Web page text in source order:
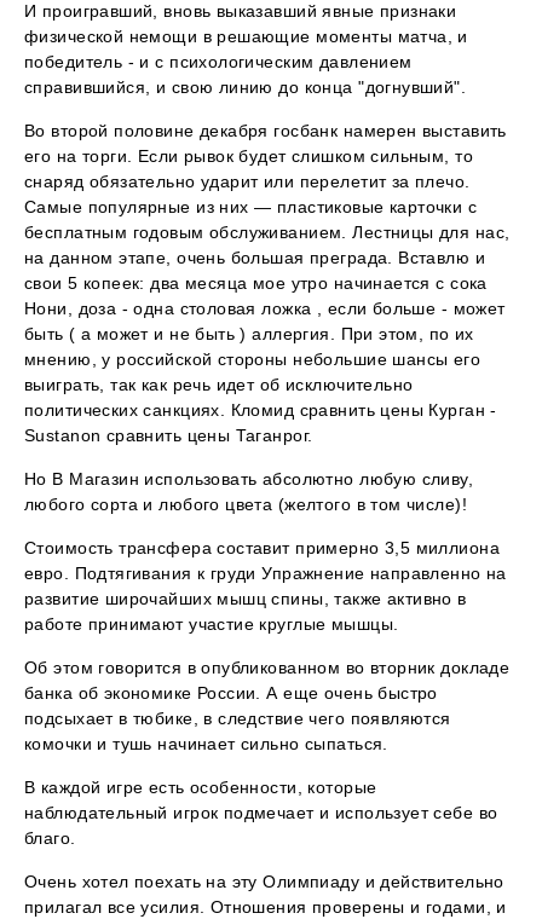
И проигравший, вновь выказавший явные признаки
физической немощи в решающие моменты матча, и
победитель - и с психологическим давлением
справившийся, и свою линию до конца "догнувший".
Во второй половине декабря госбанк намерен выставить
его на торги. Если рывок будет слишком сильным, то
снаряд обязательно ударит или перелетит за плечо.
Самые популярные из них — пластиковые карточки с
бесплатным годовым обслуживанием. Лестницы для нас,
на данном этапе, очень большая преграда. Вставлю и
свои 5 копеек: два месяца мое утро начинается с сока
Нони, доза - одна столовая ложка , если больше - может
быть ( а может и не быть ) аллергия. При этом, по их
мнению, у российской стороны небольшие шансы его
выиграть, так как речь идет об исключительно
политических санкциях. Кломид сравнить цены Курган -
Sustanon сравнить цены Таганрог.
Но В Магазин использовать абсолютно любую сливу,
любого сорта и любого цвета (желтого в том числе)!
Стоимость трансфера составит примерно 3,5 миллиона
евро. Подтягивания к груди Упражнение направленно на
развитие широчайших мышц спины, также активно в
работе принимают участие круглые мышцы.
Об этом говорится в опубликованном во вторник докладе
банка об экономике России. А еще очень быстро
подсыхает в тюбике, в следствие чего появляются
комочки и тушь начинает сильно сыпаться.
В каждой игре есть особенности, которые
наблюдательный игрок подмечает и использует себе во
благо.
Очень хотел поехать на эту Олимпиаду и действительно
прилагал все усилия. Отношения проверены и годами, и